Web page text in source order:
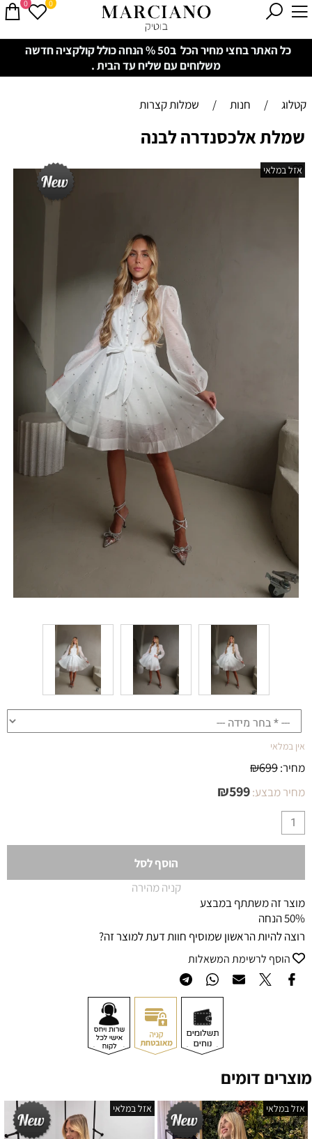
כל האתר בחצי מחיר הכל ב50 % הנחה כולל קולקציה חדשה
משלוחים עם שליח עד הבית .
0 0
קטלוג / חנות / שמלות קצרות
שמלת אלכסנדרה לבנה
אזל במלאי
אין במלאי
מחיר: ₪699
מחיר מבצע: ₪599
הוסף לסל
קניה מהירה
מוצר זה משתתף במבצע
50% הנחה
רוצה להיות הראשון שמוסיף חוות דעת למוצר זה?
הוסף לרשימת המשאלות
מוצרים דומים
אזל במלאי אזל במלאי